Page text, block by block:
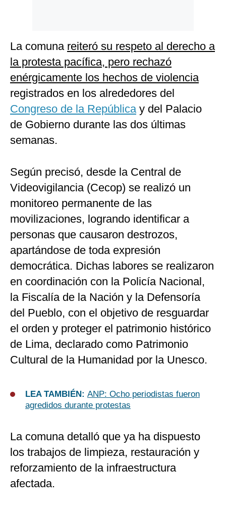
La comuna reiteró su respeto al derecho a
la protesta pacífica, pero rechazó
enérgicamente los hechos de violencia
registrados en los alrededores del
Congreso de la Repúblicay del Palacio
de Gobierno durante las dos últimas
semanas.
Según precisó, desde la Central de
Videovigilancia (Cecop) se realizó un
monitoreo permanente de las
movilizaciones, logrando identificar a
personas que causaron destrozos,
apartándose de toda expresión
democrática. Dichas labores se realizaron
en coordinación con la Policía Nacional,
la Fiscalía de la Nación y la Defensoría
del Pueblo, con el objetivo de resguardar
el orden y proteger el patrimonio histórico
de Lima, declarado como Patrimonio
Cultural de la Humanidad por la Unesco.
LEA TAMBIÉN: ANP: Ocho periodistas fueron
agredidos durante protestas
La comuna detalló que ya ha dispuesto
los trabajos de limpieza, restauración y
reforzamiento de la infraestructura
afectada.